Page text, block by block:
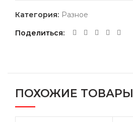
Категория: Разное
Поделиться
ПОХОЖИЕ ТОВАРЫ